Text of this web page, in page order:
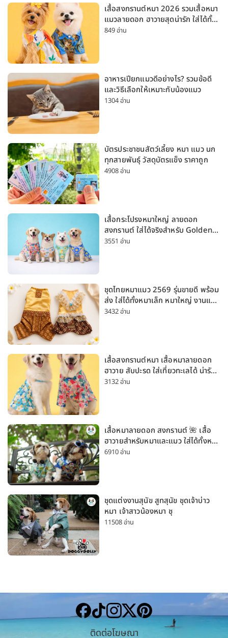
เสื้อสงกรานต์หมา 2026 รวมเสื้อหมา
แมวลายดอก ฮาวายสุดน่ารัก ใส่ได้ทั้ง
หมาเล็กและหมาใหญ่
849 อ่าน
อาหารเปียกแมวดีอย่างไร? รวมข้อดี
และวิธีเลือกให้เหมาะกับน้องแมว
1304 อ่าน
บัตรประชาชนสัตว์เลี้ยง หมา แมว นก
ทุกสายพันธุ์ วัสดุบัตรแข็ง ราคาถูก
4908 อ่าน
เสื้อกระโปรงหมาใหญ่ ลายดอก
สงกรานต์ ใส่ได้จริงสำหรับ Golden
Husky Labrador [อัปเดต 2026]
3551 อ่าน
ชุดไทยหมาแมว 2569 รุ่นขายดี พร้อม
ส่ง ใส่ได้ทั้งหมาเล็ก หมาใหญ่ งานแต่ง
สงกรานต์ ลอยกระทง
3432 อ่าน
เสื้อสงกรานต์หมา เสื้อหมาลายดอก
ฮาวาย สับปะรด ใส่เที่ยวทะเลได้ น่ารัก
ใส่ได้ทั้งหมาเล็กและหมาใหญ่
3132 อ่าน
เสื้อหมาลายดอก สงกรานต์ 🌺 เสื้อ
ฮาวายสำหรับหมาและแมว ใส่ได้ทั้งหมา
เล็กและหมาใหญ่ ใส่เที่ยวทะเลน่ารัก
6910 อ่าน
ชุดแต่งงานสุนัข สูทสุนัข ชุดเจ้าบ่าว
หมา เจ้าสาวน้องหมา ชุ
11508 อ่าน
ติดต่อโฆษณา